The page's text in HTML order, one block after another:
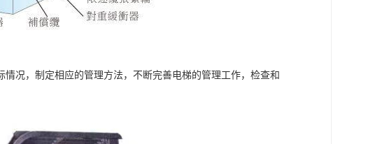
况，制定相应的管理方法，不断完善电梯的管理工作，检查和